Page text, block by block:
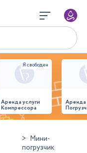
Аренда услуги
Компрессора
Мини-
погрузчик